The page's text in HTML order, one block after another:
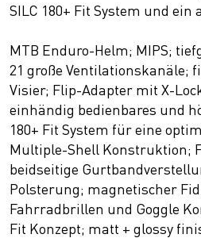
SILC 180+ Fit System und
MTB Enduro-Helm; MIPS;
21 große Ventilationskanäle;
Visier; Flip-Adapter mit X-
einhändig bedienbares und
180+ Fit System für eine
Multiple-Shell Konstruktion;
beidseitige
Polsterung; magnetischer
Fahrradbrillen und Goggle
Fit Konzept; matt + glossy